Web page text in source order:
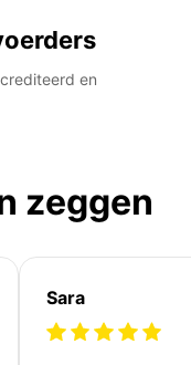
en
zeggen
Sara